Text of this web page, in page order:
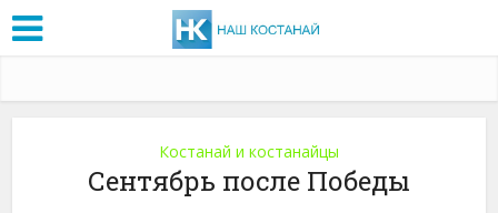
Костанай и костанайцы
Сентябрь после Победы